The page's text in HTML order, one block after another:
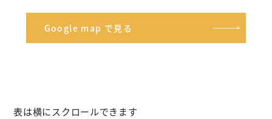
Google map で見る
表は横にスクロールできます